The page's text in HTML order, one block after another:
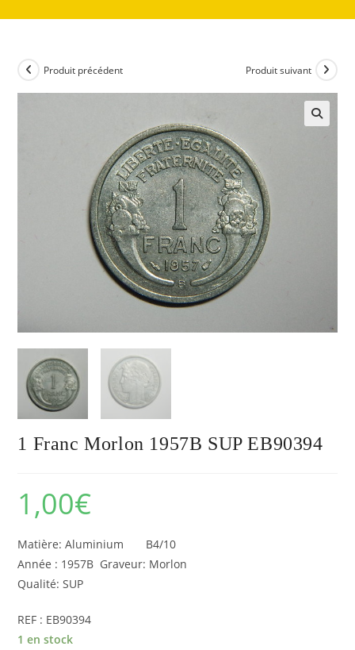
Produit précédent Produit suivant
1 Franc Morlon 1957B SUP EB90394
1,00€
Matière: Aluminium B4/10
Année : 1957B Graveur: Morlon
Qualité: SUP
REF : EB90394
1 en stock